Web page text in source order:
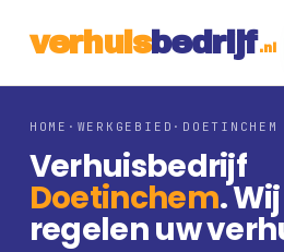
verhui sbed rij f .nl
HOME · WERKGEBIED · DOETINCHEM
Verhuisbedrijf
Doetinchem. Wij
regelen uw